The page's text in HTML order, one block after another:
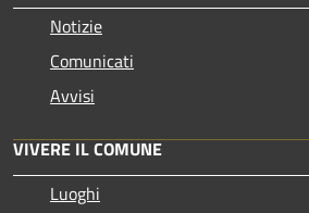
Notizie
Comunicati
Avvisi
VIVERE IL COMUNE
Luoghi